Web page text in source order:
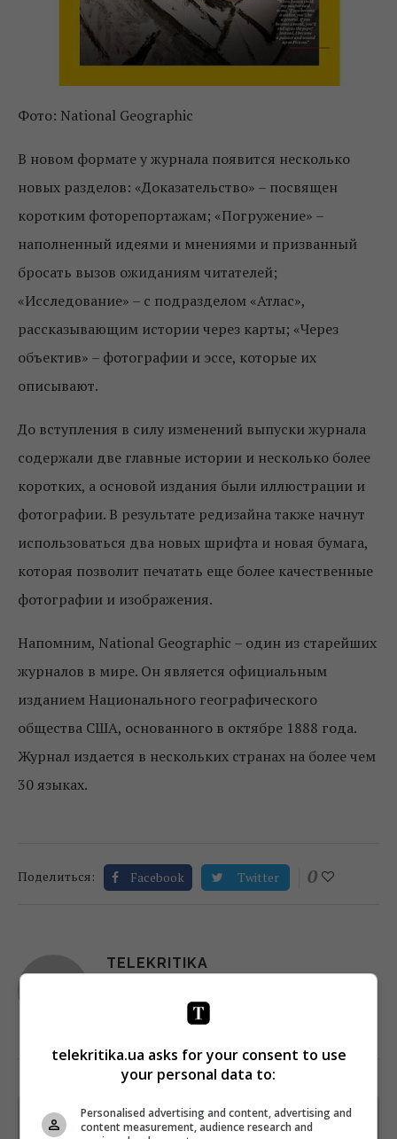
Фото: National Geographic
В новом формате у журнала появится несколько
новых разделов: «Доказательство» – посвящен
коротким фоторепортажам; «Погружение» –
наполненный идеями и мнениями и призванный
бросать вызов ожиданиям читателей;
«Исследование» – c подразделом «Атлас»,
рассказывающим истории через карты; «Через
объектив» – фотографии и эссе, которые их
описывают.
До вступления в силу изменений выпуски журнала
содержали две главные истории и несколько более
коротких, а основой издания были иллюстрации и
фотографии. В результате редизайна также начнут
использоваться два новых шрифта и новая бумага,
которая позволит печатать еще более качественные
фотографии и изображения.
Напомним, National Geographic – один из старейших
журналов в мире. Он является официальным
изданием Национального географического
общества США, основанного в октябре 1888 года.
Журнал издается в нескольких странах на более чем
30 языках.
Поделиться: Facebook Twitter 0
TELEKRITIKA
Щотижневий лист з найцікавішим.
telekritika.ua asks for your consent to use
your personal data to:
Personalised advertising and content, advertising and
content measurement, audience research and